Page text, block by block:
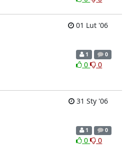
01 Lut '06
1 0
0 0
31 Sty '06
1 0
0 0